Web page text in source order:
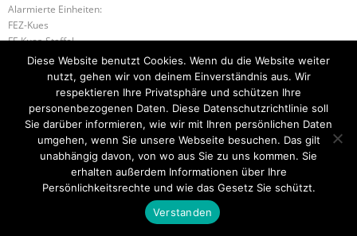
Alarmierte Einheiten:
FEZ-Kues
FF-Kues-Staffel
BeKu WL
B-2 WOHNUNGSBRAND H-1 TIERRETTUNG
Startseite Einsätze Mitglied werden Über uns
Bilder
Kontakt
Theme byThink Up Themes Ltd. Powered byWordPress.
Diese Website benutzt Cookies. Wenn du die Website weiter
nutzt, gehen wir von deinem Einverständnis aus. Wir
respektieren Ihre Privatsphäre und schützen Ihre
personenbezogenen Daten. Diese Datenschutzrichtlinie soll
Sie darüber informieren, wie wir mit Ihren persönlichen Daten
umgehen, wenn Sie unsere Webseite besuchen. Das gilt
unabhängig davon, von wo aus Sie zu uns kommen. Sie
erhalten außerdem Informationen über Ihre
Persönlichkeitsrechte und wie das Gesetz Sie schützt.
Verstanden